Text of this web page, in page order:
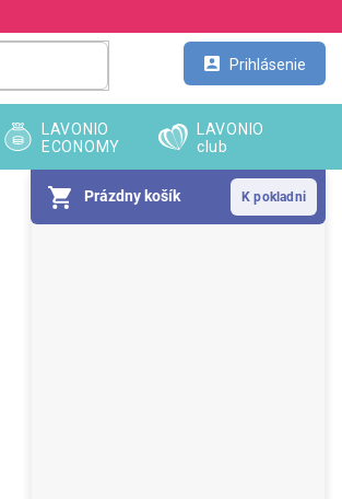
Prihlásenie
Prázdny košík
LAVONIO
ECONOMY
LAVONIO
club